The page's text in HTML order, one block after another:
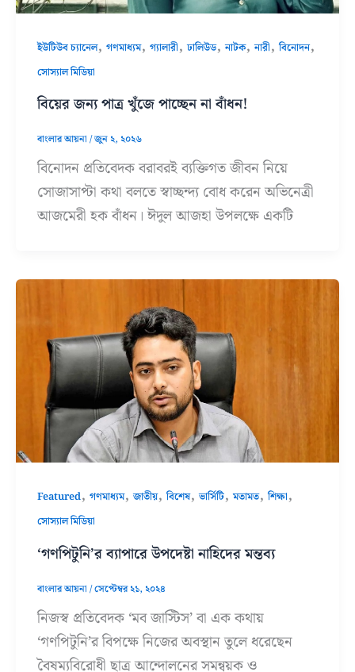
ইউটিউব চ্যানেল,গণমাধ্যম,গ্যালারী,ঢালিউড,নাটক,নারী,বিনোদন,
সোস্যাল মিডিয়া
বিয়ের জন্য পাত্র খুঁজে পাচ্ছেন না বাঁধন!
বাংলার আয়না/জুন ২, ২০২৬
বিনোদন প্রতিবেদক বরাবরই ব্যক্তিগত জীবন নিয়ে
সোজাসাপ্টা কথা বলতে স্বাচ্ছন্দ্য বোধ করেন অভিনেত্রী
আজমেরী হক বাঁধন। ঈদুল আজহা উপলক্ষে একটি
Featured,গণমাধ্যম,জাতীয়,বিশেষ,ভার্সিটি,মতামত,শিক্ষা,
সোস্যাল মিডিয়া
‘গণপিটুনি’র ব্যাপারে উপদেষ্টা নাহিদের মন্তব্য
বাংলার আয়না/সেপ্টেম্বর ২১, ২০২৪
নিজস্ব প্রতিবেদক ‘মব জাস্টিস’ বা এক কথায়
‘গণপিটুনি’র বিপক্ষে নিজের অবস্থান তুলে ধরেছেন
বৈষম্যবিরোধী ছাত্র আন্দোলনের সমন্বয়ক ও